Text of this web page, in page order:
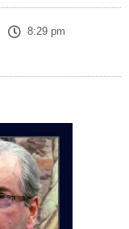
8:29 pm